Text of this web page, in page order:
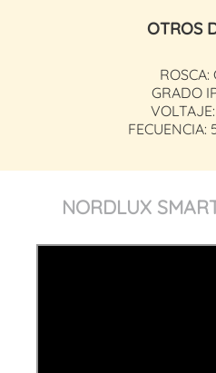
OTROS
ROSCA:
GRADO
NORDLUX